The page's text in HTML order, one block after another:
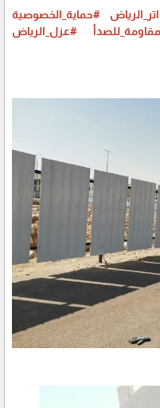
#حماية_الخصوصية
#عزل_الرياض